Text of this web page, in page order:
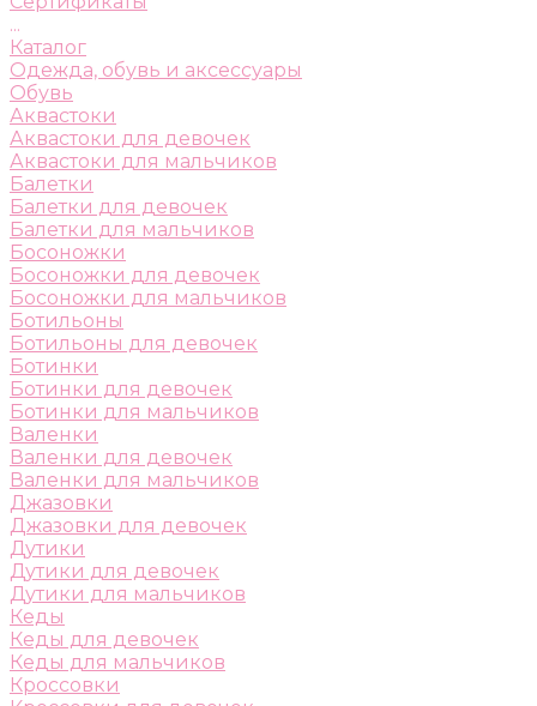
...
Каталог
Одежда, обувь и аксессуары
Обувь
Аквастоки
Аквастоки для девочек
Аквастоки для мальчиков
Балетки
Балетки для девочек
Балетки для мальчиков
Босоножки
Босоножки для девочек
Босоножки для мальчиков
Ботильоны
Ботильоны для девочек
Ботинки
Ботинки для девочек
Ботинки для мальчиков
Валенки
Валенки для девочек
Валенки для мальчиков
Джазовки
Джазовки для девочек
Дутики
Дутики для девочек
Дутики для мальчиков
Кеды
Кеды для девочек
Кеды для мальчиков
Кроссовки